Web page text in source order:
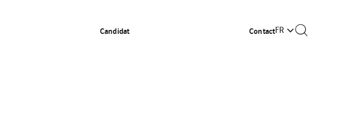
Candidat ContactFR